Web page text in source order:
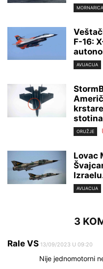
MORNARICA
F-16:
AVIJACIJA
ORUŽJE
Lovac
AVIJACIJA
3
Rale VS 13/09/2023 U 09:20
Nije jednomotorni